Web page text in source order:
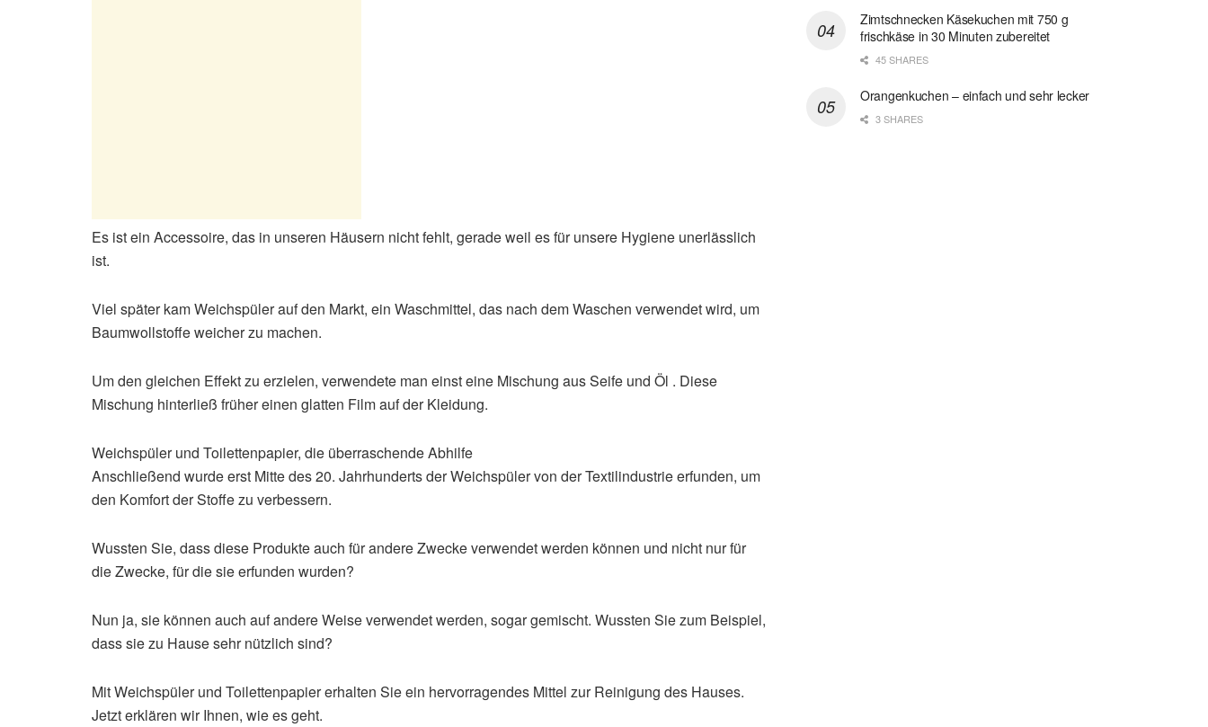
Es ist ein Accessoire, das in unseren Häusern nicht fehlt, gerade weil es für unsere Hygiene unerlässlich
ist.
Viel später kam Weichspüler auf den Markt, ein Waschmittel, das nach dem Waschen verwendet wird, um
Baumwollstoffe weicher zu machen.
Um den gleichen Effekt zu erzielen, verwendete man einst eine Mischung aus Seife und Öl . Diese
Mischung hinterließ früher einen glatten Film auf der Kleidung.
Weichspüler und Toilettenpapier, die überraschende Abhilfe
Anschließend wurde erst Mitte des 20. Jahrhunderts der Weichspüler von der Textilindustrie erfunden, um
den Komfort der Stoffe zu verbessern.
Wussten Sie, dass diese Produkte auch für andere Zwecke verwendet werden können und nicht nur für
die Zwecke, für die sie erfunden wurden?
Nun ja, sie können auch auf andere Weise verwendet werden, sogar gemischt. Wussten Sie zum Beispiel,
dass sie zu Hause sehr nützlich sind?
Mit Weichspüler und Toilettenpapier erhalten Sie ein hervorragendes Mittel zur Reinigung des Hauses.
Jetzt erklären wir Ihnen, wie es geht.
Zimtschnecken Käsekuchen mit 750 g
frischkäse in 30 Minuten zubereitet
45 SHARES
Orangenkuchen – einfach und sehr lecker
3 SHARES